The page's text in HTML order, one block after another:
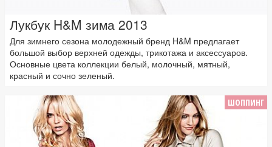
Лукбук H&M зима 2013
Для зимнего сезона молодежный бренд H&M предлагает
большой выбор верхней одежды, трикотажа и аксессуаров.
Основные цвета коллекции белый, молочный, мятный,
красный и сочно зеленый.
ШОППИНГ